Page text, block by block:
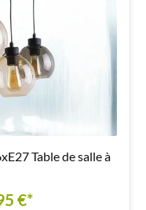
Table de salle à
€*